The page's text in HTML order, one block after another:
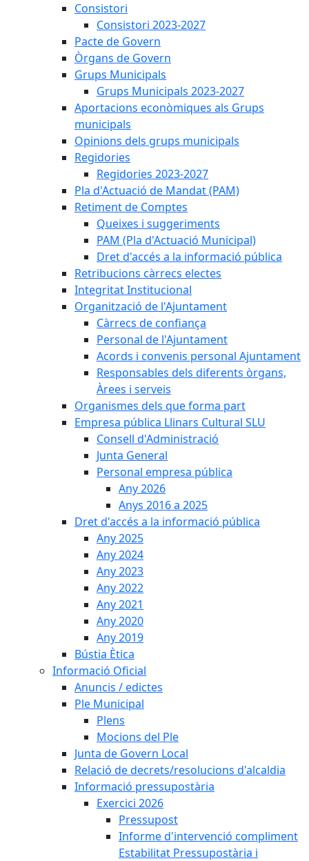
Consistori
Consistori 2023-2027
Pacte de Govern
Òrgans de Govern
Grups Municipals
Grups Municipals 2023-2027
Aportacions econòmiques als Grups
municipals
Opinions dels grups municipals
Regidories
Regidories 2023-2027
Pla d'Actuació de Mandat (PAM)
Retiment de Comptes
Queixes i suggeriments
PAM (Pla d'Actuació Municipal)
Dret d'accés a la informació pública
Retribucions càrrecs electes
Integritat Institucional
Organització de l'Ajuntament
Càrrecs de confiança
Personal de l'Ajuntament
Acords i convenis personal Ajuntament
Responsables dels diferents òrgans,
Àrees i serveis
Organismes dels que forma part
Empresa pública Llinars Cultural SLU
Consell d'Administració
Junta General
Personal empresa pública
Any 2026
Anys 2016 a 2025
Dret d'accés a la informació pública
Any 2025
Any 2024
Any 2023
Any 2022
Any 2021
Any 2020
Any 2019
Bústia Ètica
Informació Oficial
Anuncis / edictes
Ple Municipal
Plens
Mocions del Ple
Junta de Govern Local
Relació de decrets/resolucions d'alcaldia
Informació pressupostària
Exercici 2026
Pressupost
Informe d'intervenció compliment
Estabilitat Pressupostària i